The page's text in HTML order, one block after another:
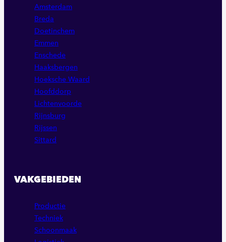
Amsterdam
Breda
Doetinchem
Emmen
Enschede
Haaksbergen
Hoeksche Waard
Hoofddorp
Lichtenvoorde
Rijnsburg
Rijssen
Sittard
VAKGEBIEDEN
Productie
Techniek
Schoonmaak